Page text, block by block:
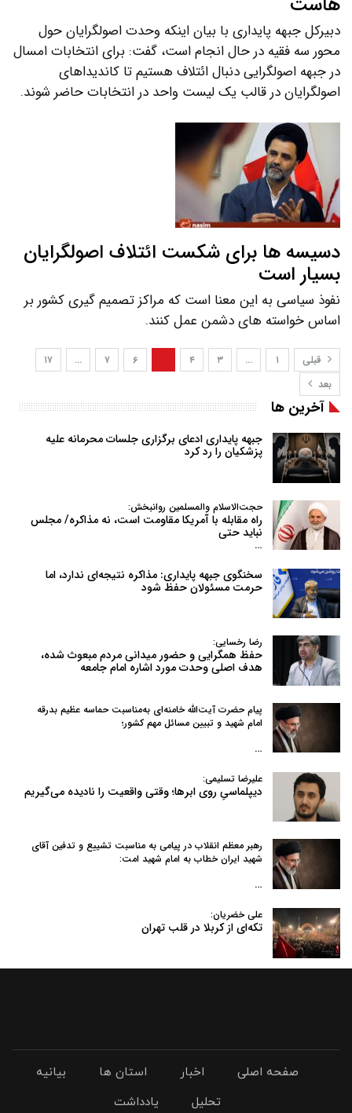
دبیرکل جبهه پایداری با بیان اینکه وحدت اصولگرایان حول
محور سه فقیه در حال انجام است، گفت: برای انتخابات امسال
در جبهه اصولگرایی دنبال ائتلاف هستیم تا کاندیداهای
اصولگرایان در قالب یک لیست واحد در انتخابات حاضر شوند.
دسیسه ها برای شکست ائتلاف اصولگرایان
بسیار است
نفوذ سیاسی به این معنا است که مراکز تصمیم گیری کشور بر
اساس خواسته های دشمن عمل کنند.
قبلی ۱ … ۳ ۴ ۶ ۷ …
۱۷
بعد
آخرین ها
جبهه پایداری ادعای برگزاری جلسات محرمانه علیه
پزشکیان را رد کرد
حجت‌الاسلام والمسلمین روانبخش:
راه مقابله با آمریکا مقاومت است، نه مذاکره/ مجلس
نباید حتی
…
سخنگوی جبهه پایداری: مذاکره نتیجه‌ای ندارد، اما
حرمت مسئولان حفظ شود
رضا رخسایی:
حفظ همگرایی و حضور میدانی مردم مبعوث شده،
هدف اصلی وحدت مورد اشاره امام جامعه
پیام حضرت آیت‌الله خامنه‌ای به‌مناسبت حماسه عظیم بدرقه
امام شهید و تبیین مسائل مهم کشور؛
…
علیرضا تسلیمی:
دیپلماسیِ روی ابرها؛ وقتی واقعیت را نادیده می‌گیریم
رهبر معظم انقلاب در پیامی به‌ مناسبت تشییع و تدفین آقای
شهید ایران خطاب به امام شهید امت:
…
علی خضریان:
تکه‌ای از کربلا در قلب تهران
صفحه اصلی اخبار استان ها
بیانیه
تحلیل
یادداشت